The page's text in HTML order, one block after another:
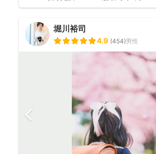
堀川裕司
4.9 (454)男性